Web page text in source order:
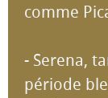
comme
- Serena,
période